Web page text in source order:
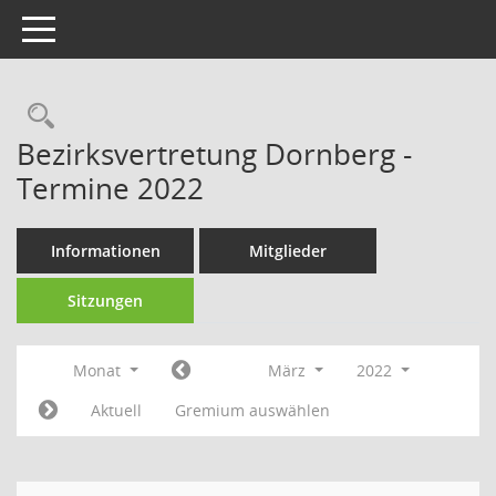
Toggle navigation
Rechercheauswahl
Bezirksvertretung Dornberg -
Termine 2022
Informationen Mitglieder
Sitzungen
Monat März
2022
Aktuell
Gremium auswählen